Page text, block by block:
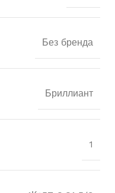
Без бренда
Бриллиант
1